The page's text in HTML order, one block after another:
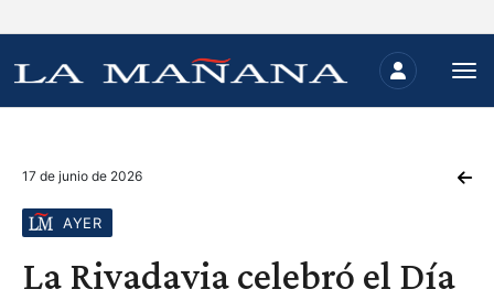
17 de junio de 2026
AYER
La Rivadavia celebró el Día